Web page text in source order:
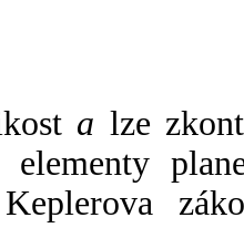
a lze
elementy